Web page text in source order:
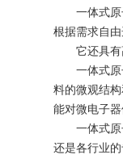
一体式原子
根据需求自
它还具有高
一体式原子
料的微观结
能对微电子
一体式原子
还是各行业